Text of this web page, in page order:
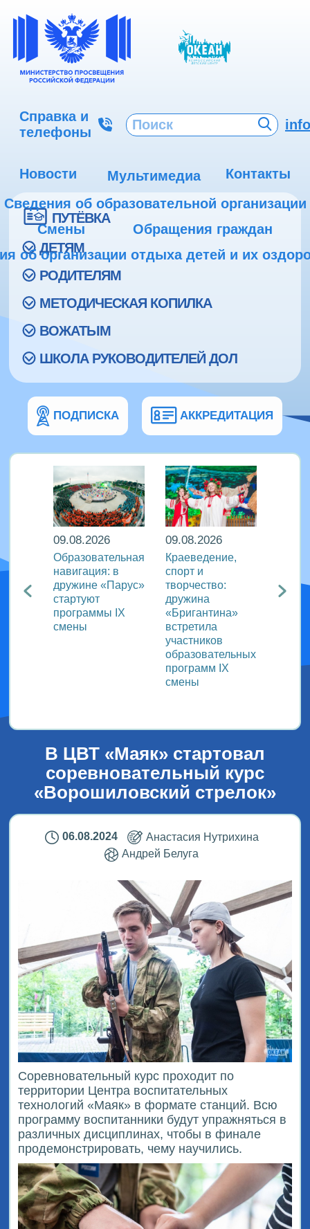
Справка и
телефоны
Новости Мультимедиа
Контакты
Сведения об образовательной организации
Смены
Обращения граждан
об организации отдыха детей и их
ПУТЁВКА
ДЕТЯМ
РОДИТЕЛЯМ
МЕТОДИЧЕСКАЯ КОПИЛКА
ВОЖАТЫМ
ШКОЛА РУКОВОДИТЕЛЕЙ ДОЛ
ПОДПИСКА АККРЕДИТАЦИЯ
09.08.2026
Образовательная
навигация: в
дружине «Парус»
стартуют
программы IX
смены
09.08.2026
Краеведение,
спорт и
творчество:
дружина
«Бригантина»
встретила
участников
образовательных
программ IX
смены
В ЦВТ «Маяк» стартовал
соревновательный курс
«Ворошиловский стрелок»
06.08.2024
Анастасия Нутрихина
Андрей Белуга
Соревновательный курс проходит по
территории Центра воспитательных
технологий «Маяк» в формате станций. Всю
программу воспитанники будут упражняться в
различных дисциплинах, чтобы в финале
продемонстрировать, чему научились.